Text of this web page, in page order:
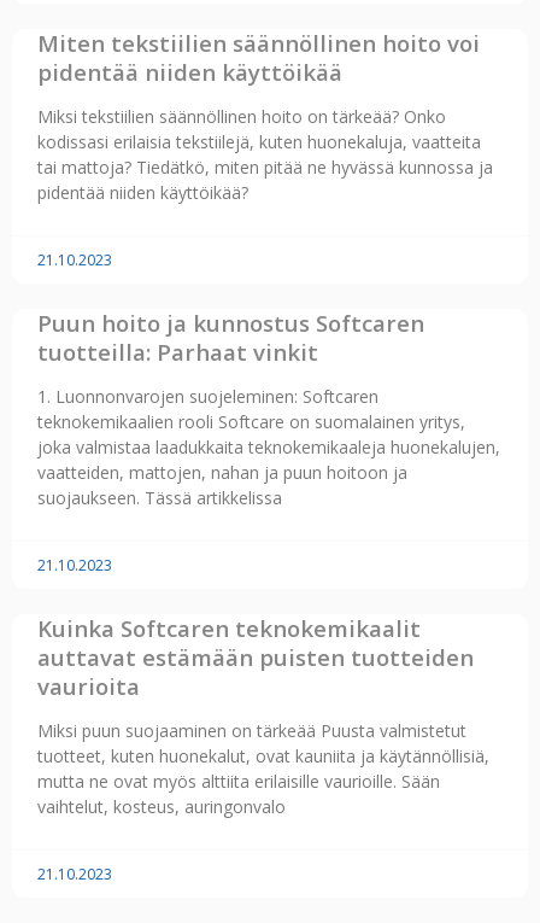
Miten tekstiilien säännöllinen hoito voi
pidentää niiden käyttöikää
Miksi tekstiilien säännöllinen hoito on tärkeää? Onko
kodissasi erilaisia tekstiilejä, kuten huonekaluja, vaatteita
tai mattoja? Tiedätkö, miten pitää ne hyvässä kunnossa ja
pidentää niiden käyttöikää?
21.10.2023
Puun hoito ja kunnostus Softcaren
tuotteilla: Parhaat vinkit
1. Luonnonvarojen suojeleminen: Softcaren
teknokemikaalien rooli Softcare on suomalainen yritys,
joka valmistaa laadukkaita teknokemikaaleja huonekalujen,
vaatteiden, mattojen, nahan ja puun hoitoon ja
suojaukseen. Tässä artikkelissa
21.10.2023
Kuinka Softcaren teknokemikaalit
auttavat estämään puisten tuotteiden
vaurioita
Miksi puun suojaaminen on tärkeää Puusta valmistetut
tuotteet, kuten huonekalut, ovat kauniita ja käytännöllisiä,
mutta ne ovat myös alttiita erilaisille vaurioille. Sään
vaihtelut, kosteus, auringonvalo
21.10.2023